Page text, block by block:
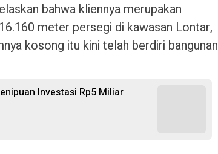
bahwa kliennya merupakan
meter persegi di kawasan Lontar,
kosong itu kini telah berdiri bangunan
Investasi Rp5 Miliar